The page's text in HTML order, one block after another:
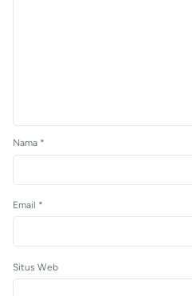
Nama *
Email *
Situs Web